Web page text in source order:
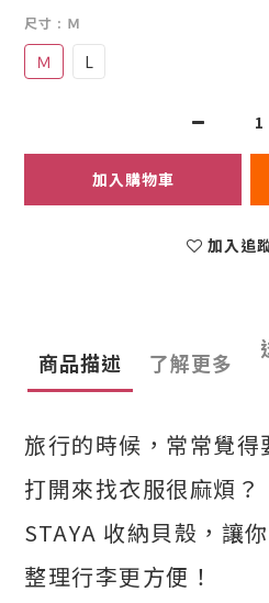
尺寸 : Ｍ
Ｍ L
加入購物車
加入追
商品描述 了解更多
旅行的時候，常常覺
打開來找衣服很麻煩？
STAYA 收納貝殼，讓
整理行李更方便！